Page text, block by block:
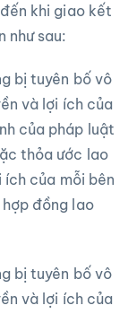
khi giao kết
như sau:
bị tuyên bố vô
và lợi ích của
của pháp luật
thỏa ước lao
của mỗi bên
đồng lao
bị tuyên bố vô
và lợi ích của